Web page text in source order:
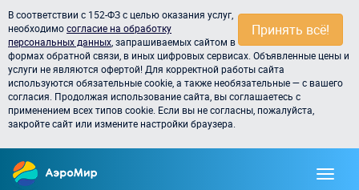
Принять всё!
В соответствии с 152-ФЗ с целью оказания услуг,
необходимосогласие на обработку
персональных данных , запрашиваемых сайтом в
формах обратной связи, в иных цифровых сервисах. Объявленные цены и
услуги не являются офертой! Для корректной работы сайта
используются обязательные cookie, а также необязательные — с вашего
согласия. Продолжая использование сайта, вы соглашаетесь с
применением всех типов cookie. Если вы не согласны, пожалуйста,
закройте сайт или измените настройки браузера.